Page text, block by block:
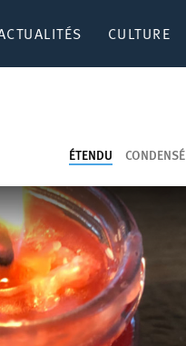
CULTURE
ÉTENDU CONDENSÉ